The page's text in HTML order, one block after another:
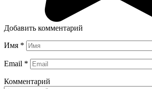
Добавить комментарий
Имя *
Email *
Комментарий